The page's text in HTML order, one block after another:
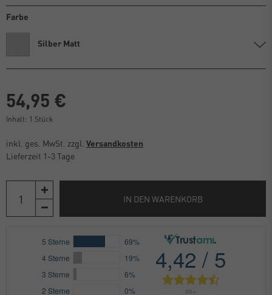
Farbe
Silber Matt
54,95 €
Inhalt: 1 Stück
inkl. ges. MwSt. zzgl. Versandkosten
Lieferzeit 1-3 Tage
IN DEN WARENKORB